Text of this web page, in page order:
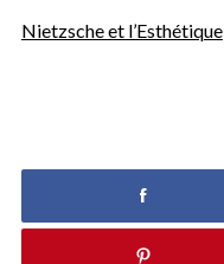
Nietzsche et l’Esthétique